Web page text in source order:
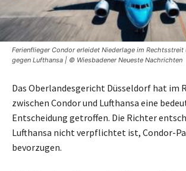
Ferienflieger Condor erleidet Niederlage im
gegen Lufthansa | © Wiesbadener Neueste Nachrichten
Das Oberlandesgericht Düsseldorf hat im
zwischen Condor und Lufthansa eine
Entscheidung getroffen. Die Richter
Lufthansa nicht verpflichtet ist, Condor-
bevorzugen.